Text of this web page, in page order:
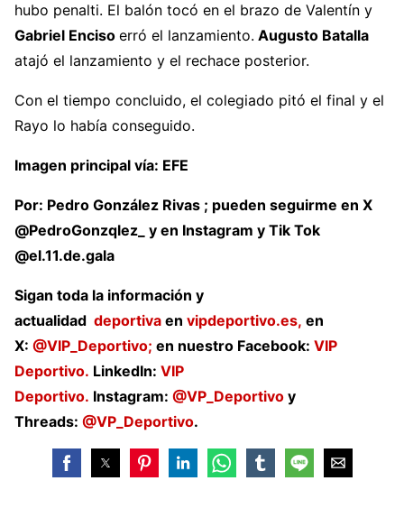
hubo penalti. El balón tocó en el brazo de Valentín y
Gabriel Enciso erró el lanzamiento. Augusto Batalla
atajó el lanzamiento y el rechace posterior.
Con el tiempo concluido, el colegiado pitó el final y el
Rayo lo había conseguido.
Imagen principal vía: EFE
Por: Pedro González Rivas ; pueden seguirme en X
@PedroGonzqlez_ y en Instagram y Tik Tok
@el.11.de.gala
Sigan toda la información y
actualidad deportiva en vipdeportivo.es, en
X: @VIP_Deportivo; en nuestro Facebook: VIP
Deportivo. LinkedIn: VIP
Deportivo. Instagram: @VP_Deportivo y
Threads: @VP_Deportivo.